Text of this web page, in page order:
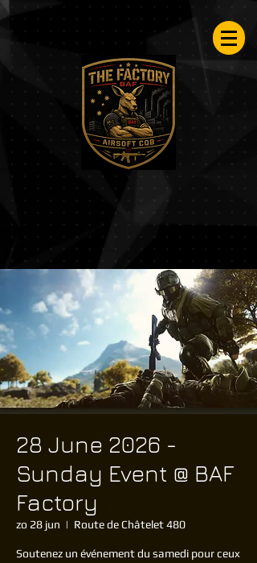
28 June 2026 -
Sunday Event @ BAF
Factory
zo 28 jun
  |
Route de Châtelet 480
Soutenez un événement du samedi pour ceux